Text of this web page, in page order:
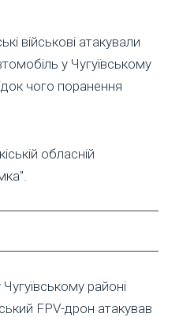
військові атакували
у Чугуївському
чого поранення
обласній
районі
FPV-дрон атакував